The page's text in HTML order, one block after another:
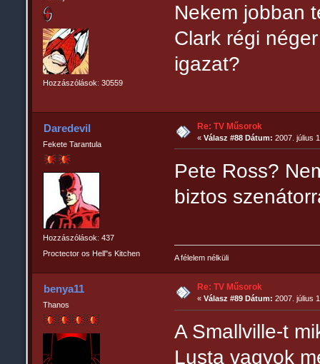
Hozzászólások: 30559
Nekem jobban
Clark régi
igazat?
Daredevil
Fekete Tarantula
Hozzászólások: 437
Proctector os Hell"s Kitchen
Re: TV Műsorok
«Válasz #88 Dátum: 2007. július
Pete Ross?
biztos
A félelem nélküli
benya11
Thanos
Re: TV Műsorok
«Válasz #89 Dátum: 2007. július
A Smallville-t
Lusta vagyok